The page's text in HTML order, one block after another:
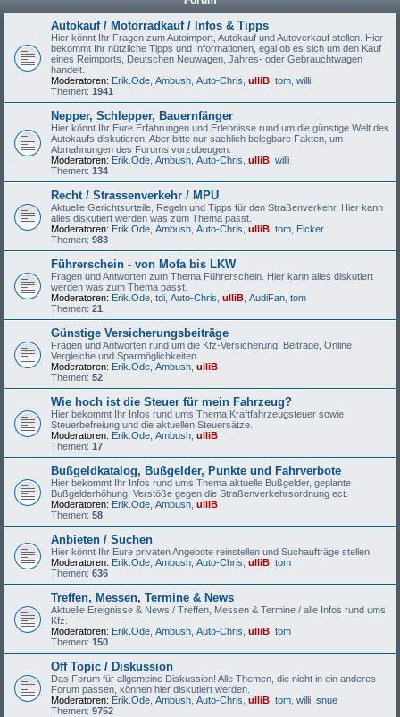
Autokauf / Motorradkauf / Infos & Tipps
Hier könnt Ihr Fragen zum Autoimport, Autokauf und Autoverkauf stellen. Hier
bekommt Ihr nützliche Tipps und Informationen, egal ob es sich um den Kauf
eines Reimports, Deutschen Neuwagen, Jahres- oder Gebrauchtwagen
handelt.
Moderatoren: Erik.Ode Ambush Auto-Chris ulliB tom willi
Themen: 1941
Nepper, Schlepper, Bauernfänger
Hier könnt Ihr Eure Erfahrungen und Erlebnisse rund um die günstige Welt des
Autokaufs diskutieren. Aber bitte nur sachlich belegbare Fakten, um
Abmahnungen des Forums vorzubeugen.
Moderatoren: Erik.Ode Ambush Auto-Chris ulliB willi
Themen: 134
Recht / Strassenverkehr / MPU
Aktuelle Gerichtsurteile, Regeln und Tipps für den Straßenverkehr. Hier kann
alles diskutiert werden was zum Thema passt.
Moderatoren: Erik.Ode Ambush Auto-Chris ulliB tom Eicker
Themen: 983
Führerschein - von Mofa bis LKW
Fragen und Antworten zum Thema Führerschein. Hier kann alles diskutiert
werden was zum Thema passt.
Moderatoren: Erik.Ode tdi Auto-Chris ulliB AudiFan tom
Themen: 21
Günstige Versicherungsbeiträge
Fragen und Antworten rund um die Kfz-Versicherung, Beiträge, Online
Vergleiche und Sparmöglichkeiten.
Moderatoren: Erik.Ode Ambush ulliB
Themen: 52
Wie hoch ist die Steuer für mein Fahrzeug?
Hier bekommt Ihr Infos rund ums Thema Kraftfahrzeugsteuer sowie
Steuerbefreiung und die aktuellen Steuersätze.
Moderatoren: Erik.Ode Ambush ulliB
Themen: 17
Bußgeldkatalog, Bußgelder, Punkte und Fahrverbote
Hier bekommt Ihr Infos rund ums Thema aktuelle Bußgelder, geplante
Bußgelderhöhung, Verstöße gegen die Straßenverkehrsordnung ect.
Moderatoren: Erik.Ode Ambush ulliB
Themen: 58
Anbieten / Suchen
Hier könnt Ihr Eure privaten Angebote reinstellen und Suchaufträge stellen.
Moderatoren: Erik.Ode Ambush Auto-Chris ulliB tom
Themen: 636
Treffen, Messen, Termine & News
Aktuelle Ereignisse & News / Treffen, Messen & Termine / alle Infos rund ums
Kfz.
Moderatoren: Erik.Ode Ambush Auto-Chris ulliB tom
Themen: 150
Off Topic / Diskussion
Das Forum für allgemeine Diskussion! Alle Themen, die nicht in ein anderes
Forum passen, können hier diskutiert werden.
Moderatoren: Erik.Ode Ambush Auto-Chris ulliB tom willi snue
Themen: 9752